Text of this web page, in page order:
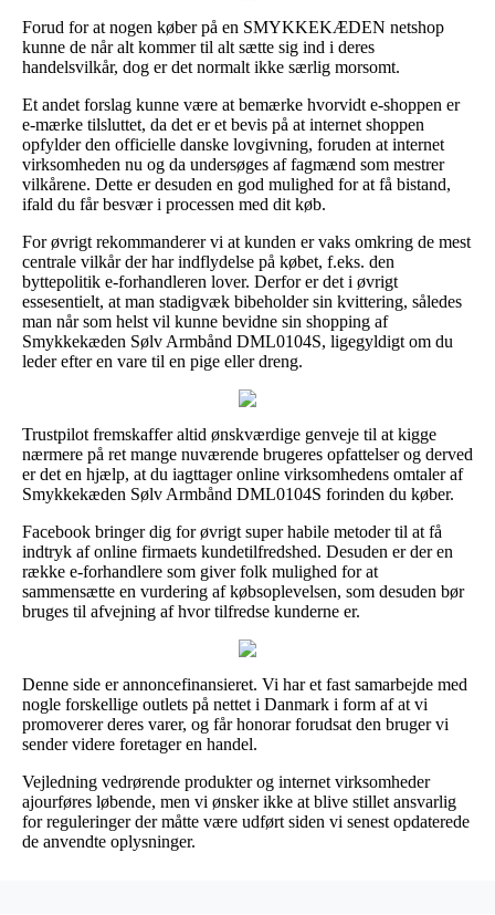
Forud for at nogen køber på en SMYKKEKÆDEN netshop
kunne de når alt kommer til alt sætte sig ind i deres
handelsvilkår, dog er det normalt ikke særlig morsomt.
Et andet forslag kunne være at bemærke hvorvidt e-shoppen er
e-mærke tilsluttet, da det er et bevis på at internet shoppen
opfylder den officielle danske lovgivning, foruden at internet
virksomheden nu og da undersøges af fagmænd som mestrer
vilkårene. Dette er desuden en god mulighed for at få bistand,
ifald du får besvær i processen med dit køb.
For øvrigt rekommanderer vi at kunden er vaks omkring de mest
centrale vilkår der har indflydelse på købet, f.eks. den
byttepolitik e-forhandleren lover. Derfor er det i øvrigt
essesentielt, at man stadigvæk bibeholder sin kvittering, således
man når som helst vil kunne bevidne sin shopping af
Smykkekæden Sølv Armbånd DML0104S, ligegyldigt om du
leder efter en vare til en pige eller dreng.
Trustpilot fremskaffer altid ønskværdige genveje til at kigge
nærmere på ret mange nuværende brugeres opfattelser og derved
er det en hjælp, at du iagttager online virksomhedens omtaler af
Smykkekæden Sølv Armbånd DML0104S forinden du køber.
Facebook bringer dig for øvrigt super habile metoder til at få
indtryk af online firmaets kundetilfredshed. Desuden er der en
række e-forhandlere som giver folk mulighed for at
sammensætte en vurdering af købsoplevelsen, som desuden bør
bruges til afvejning af hvor tilfredse kunderne er.
Denne side er annoncefinansieret. Vi har et fast samarbejde med
nogle forskellige outlets på nettet i Danmark i form af at vi
promoverer deres varer, og får honorar forudsat den bruger vi
sender videre foretager en handel.
Vejledning vedrørende produkter og internet virksomheder
ajourføres løbende, men vi ønsker ikke at blive stillet ansvarlig
for reguleringer der måtte være udført siden vi senest opdaterede
de anvendte oplysninger.